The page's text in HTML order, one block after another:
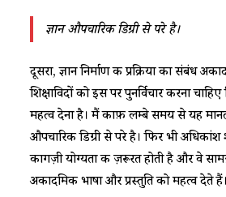
ज्ञान औपचारिक डिग्री से परे है।
दूसरा, ज्ञान निर्माण की प्रक्रिया का संबंध
शिक्षाविदों को इस पर पुनर्विचार करना
महत्व देना है। मैं काफ़ी लम्बे समय से यह
औपचारिक डिग्री से परे है। फिर भी
कागज़ी योग्यता की ज़रूरत होती है और वे
अकादमिक भाषा और प्रस्तुति को महत्व देते हैं।